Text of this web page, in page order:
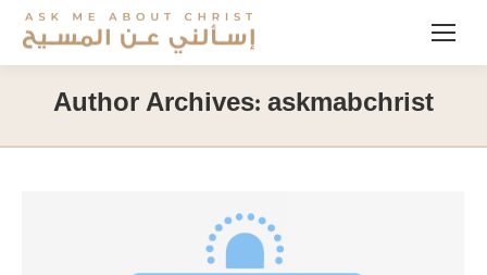
Author Archives:askmabchrist